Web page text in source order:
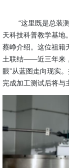
“这里既是总装
天科技科普教学基地
蔡峥介绍。这位祖籍
土联结——近三年来
眼”从蓝图走向现实
完成加工测试后将与